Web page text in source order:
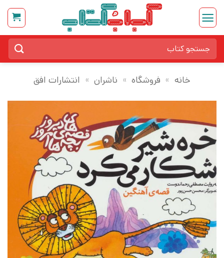
Skip
content
برای:
خانه » فروشگاه » ناشران » انتشارات افق